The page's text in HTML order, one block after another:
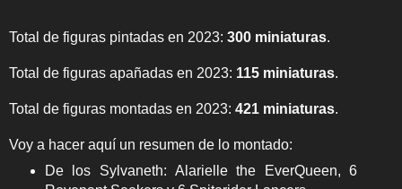
Total de figuras pintadas en 2023: 300 miniaturas.
Total de figuras apañadas en 2023: 115 miniaturas.
Total de figuras montadas en 2023: 421 miniaturas.
Voy a hacer aquí un resumen de lo montado:
De los Sylvaneth: Alarielle the EverQueen, 6